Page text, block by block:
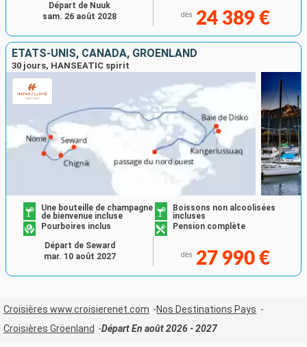
dès 24 389 €
Départ de Nuuk
sam. 26 août 2028
ÉTATS-UNIS, CANADA, GRÖENLAND
30 jours, HANSEATIC spirit
Une bouteille de champagne
de bienvenue incluse
Boissons non alcoolisées
incluses
Pourboires inclus
Pension complète
dès 27 990 €
Départ de Seward
mar. 10 août 2027
Croisières www.croisierenet.com
Nos Destinations Pays
Croisières Gröenland
Départ En août 2026 - 2027